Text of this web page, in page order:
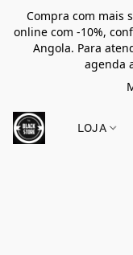
Compra com mais
online com -10%,
Angola. Para
agenda
LOJA